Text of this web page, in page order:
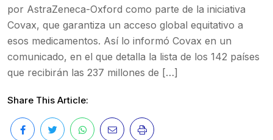
por AstraZeneca-Oxford como parte de la iniciativa
Covax, que garantiza un acceso global equitativo a
esos medicamentos. Así lo informó Covax en un
comunicado, en el que detalla la lista de los 142 países
que recibirán las 237 millones de […]
Share This Article: